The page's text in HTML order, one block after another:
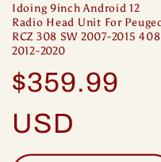
Idoing 9inch Android 12
Radio Head Unit For
RCZ 308 SW 2007-2015 408
2012-2020
정
가
$359.99
USD